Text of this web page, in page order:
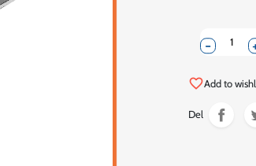
-
favorite_borderAdd to
Del